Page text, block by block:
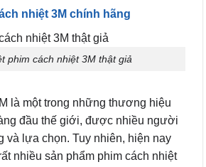
nhiệt 3M chính hãng
phim cách nhiệt 3M thật giả
là một trong những thương hiệu
đầu thế giới, được nhiều người
và lựa chọn. Tuy nhiên, hiện nay
nhiều sản phẩm phim cách nhiệt